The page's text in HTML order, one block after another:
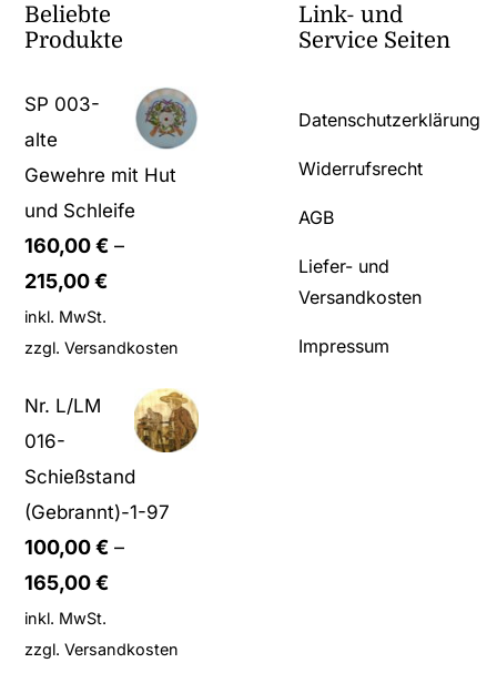
Beliebte
Produkte
SP 003-
alte
Gewehre mit Hut
und Schleife
160,00€ –
215,00€
inkl. MwSt.
zzgl.Versandkosten
Nr. L/LM
016-
Schießstand
(Gebrannt)-1-97
100,00€ –
165,00€
inkl. MwSt.
zzgl.Versandkosten
Link- und
Service Seiten
Datenschutzerklärung
Widerrufsrecht
AGB
Liefer- und
Versandkosten
Impressum